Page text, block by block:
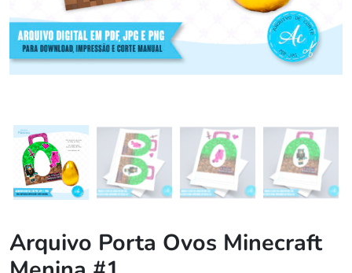
Arquivo Porta Ovos Minecraft